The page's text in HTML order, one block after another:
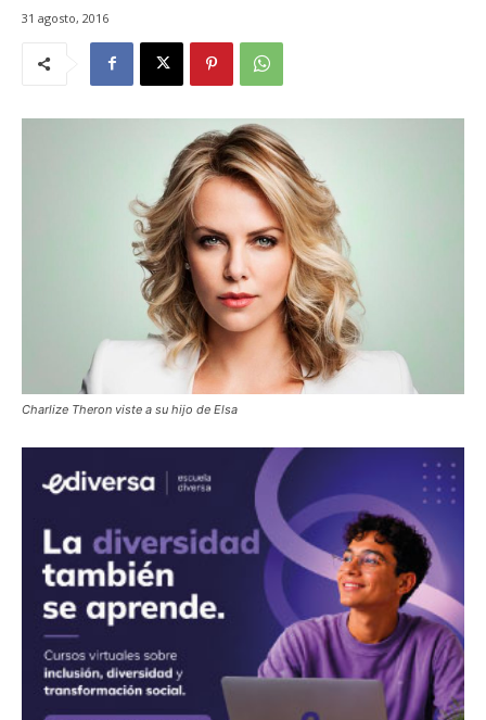
31 agosto, 2016
Charlize Theron viste a su hijo de Elsa